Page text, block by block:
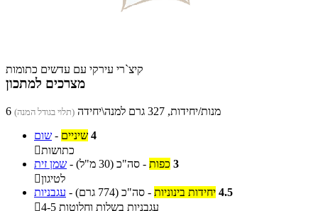
קיצ`רי עירקי עם עדשים כתומות
מצרכים למתכון
6 מנות/יחידות, 327 גרם למנה\יחידה (תלוי בגודל המנה)
שום - 4 שיניים
כתושות
שמן זית - 3 כפות - סה"כ (30 מ"ל)
לטיגון
עגבניות - 4.5 יחידות בינוניות - סה"כ (774 גרם)

4-5 עגבניות בשלות וחלוטות